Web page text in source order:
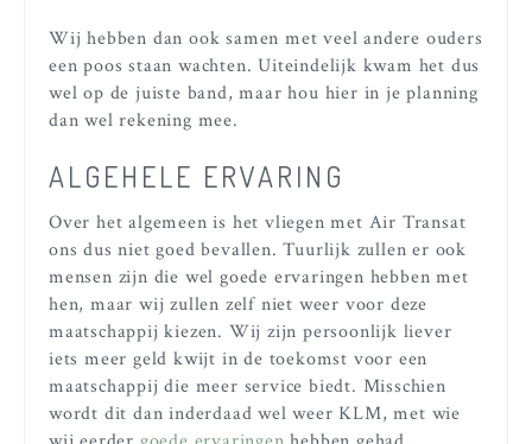
Wij hebben dan ook samen met veel andere ouders
een poos staan wachten. Uiteindelijk kwam het dus
wel op de juiste band, maar hou hier in je planning
dan wel rekening mee.
ALGEHELE ERVARING
Over het algemeen is het vliegen met Air Transat
ons dus niet goed bevallen. Tuurlijk zullen er ook
mensen zijn die wel goede ervaringen hebben met
hen, maar wij zullen zelf niet weer voor deze
maatschappij kiezen. Wij zijn persoonlijk liever
iets meer geld kwijt in de toekomst voor een
maatschappij die meer service biedt. Misschien
wordt dit dan inderdaad wel weer KLM, met wie